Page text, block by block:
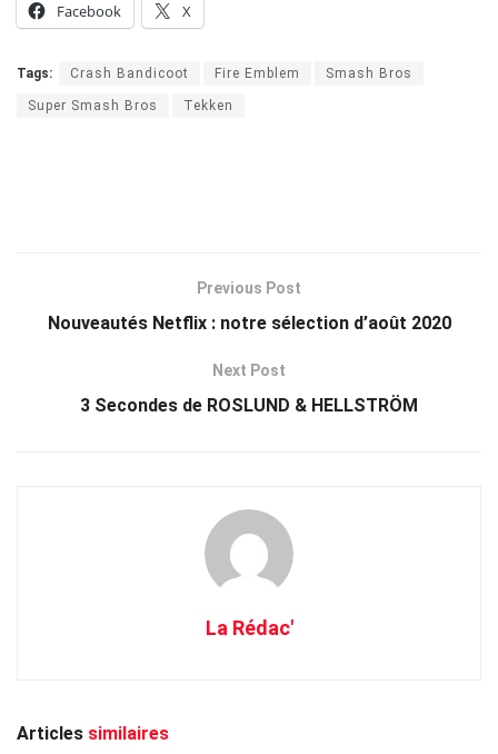
Facebook X
Tags: Crash Bandicoot Fire Emblem Smash Bros
Super Smash Bros Tekken
Previous Post
Nouveautés Netflix : notre sélection d’août 2020
Next Post
3 Secondes de ROSLUND & HELLSTRÖM
La Rédac'
Articles similaires